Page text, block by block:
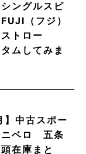
ングルスピ
（フジ）
トロー
ムしてみま
】中古スポー
ニベロ 五条
在庫まと